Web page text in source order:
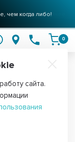
чем когда либо!
воды подробнее
0
Панели длясайта.